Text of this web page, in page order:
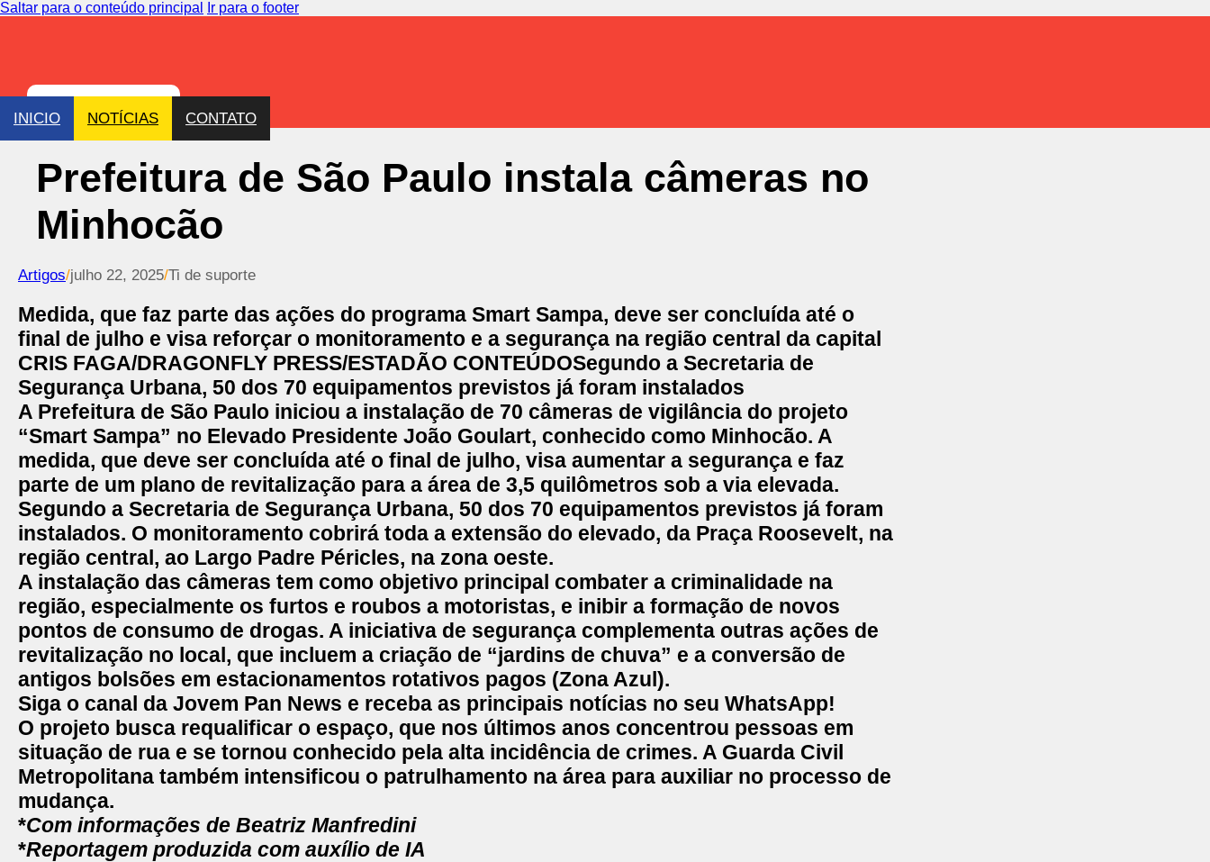
Saltar para o conteúdo principal Ir para o footer
INICIO NOTÍCIAS CONTATO
Prefeitura de São Paulo instala câmeras no
Minhocão
Artigos/julho 22, 2025/Ti de suporte
Medida, que faz parte das ações do programa Smart Sampa, deve ser concluída até o
final de julho e visa reforçar o monitoramento e a segurança na região central da capital
CRIS FAGA/DRAGONFLY PRESS/ESTADÃO CONTEÚDOSegundo a Secretaria de
Segurança Urbana, 50 dos 70 equipamentos previstos já foram instalados
A Prefeitura de São Paulo iniciou a instalação de 70 câmeras de vigilância do projeto
“Smart Sampa” no Elevado Presidente João Goulart, conhecido como Minhocão. A
medida, que deve ser concluída até o final de julho, visa aumentar a segurança e faz
parte de um plano de revitalização para a área de 3,5 quilômetros sob a via elevada.
Segundo a Secretaria de Segurança Urbana, 50 dos 70 equipamentos previstos já foram
instalados. O monitoramento cobrirá toda a extensão do elevado, da Praça Roosevelt, na
região central, ao Largo Padre Péricles, na zona oeste.
A instalação das câmeras tem como objetivo principal combater a criminalidade na
região, especialmente os furtos e roubos a motoristas, e inibir a formação de novos
pontos de consumo de drogas. A iniciativa de segurança complementa outras ações de
revitalização no local, que incluem a criação de “jardins de chuva” e a conversão de
antigos bolsões em estacionamentos rotativos pagos (Zona Azul).
Siga o canal da Jovem Pan News e receba as principais notícias no seu WhatsApp!
O projeto busca requalificar o espaço, que nos últimos anos concentrou pessoas em
situação de rua e se tornou conhecido pela alta incidência de crimes. A Guarda Civil
Metropolitana também intensificou o patrulhamento na área para auxiliar no processo de
mudança.
*Com informações de Beatriz Manfredini
*Reportagem produzida com auxílio de IA